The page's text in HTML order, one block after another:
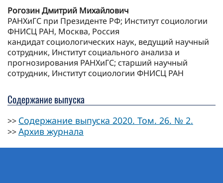
Рогозин Дмитрий Михайлович
РАНХиГС при Президенте РФ; Институт социологии
ФНИСЦ РАН, Москва, Россия
кандидат социологических наук, ведущий научный
сотрудник, Институт социального анализа и
прогнозирования РАНХиГС; старший научный
сотрудник, Институт социологии ФНИСЦ РАН
Содержание выпуска
>> Содержание выпуска 2020. Том. 26. № 2.
>>Архив журнала